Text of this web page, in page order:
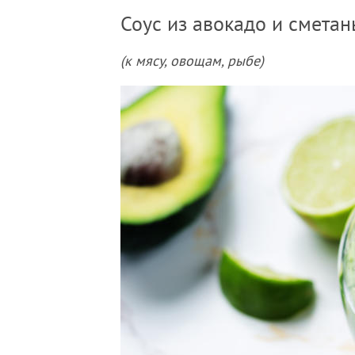
Соус из авокадо и
(к мясу, овощам, рыбе)